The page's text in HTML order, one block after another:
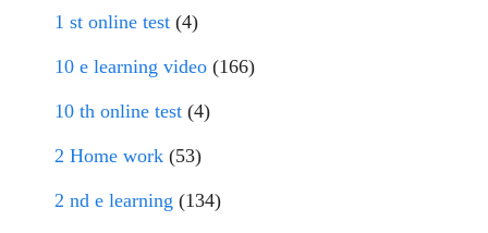
1 st online test (4)
10 e learning video (166)
10 th online test (4)
2 Home work (53)
2 nd e learning (134)